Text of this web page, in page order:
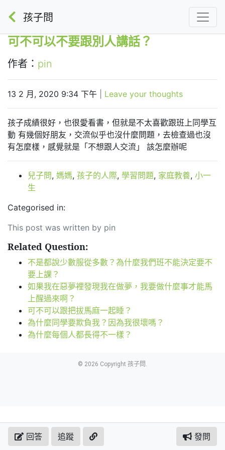
孩子問
可不可以不要跟別人講話？
作者： pin
13 2 月, 2020 9:34 下午 Leave your thoughts
孩子成績很好，也很愛看書，但就是不太喜歡跟班上同學互
動 有幾個好朋友，交流似乎也沒什麼問題，去檢查過也沒
有怎麼樣，感覺就是「不想跟人交流」 該怎麼辦呢
兒子問, 媽媽, 孩子的人際, 學習問題, 家庭教養, 小一
生
Categorised in:
This post was written by pin
Related Question:
不是都說少數服從多數？為什麼我們班不能決定要不
要上課？
如果我在惡夢裡發現我在做夢，我要做什麼事才能馬
上醒過來啊？
可不可以跟把拔馬麻一起睡？
為什麼同學要欺負我？因為我很壞嗎？
為什麼每個人都長得不一樣？
© 2026 Copyright 孩子問.
回答 追蹤 發問